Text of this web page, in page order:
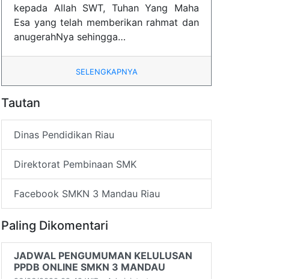
kepada Allah SWT, Tuhan Yang Maha
Esa yang telah memberikan rahmat dan
anugerahNya sehingga…
SELENGKAPNYA
Tautan
Dinas Pendidikan Riau
Direktorat Pembinaan SMK
Facebook SMKN 3 Mandau Riau
Paling Dikomentari
JADWAL PENGUMUMAN KELULUSAN
PPDB ONLINE SMKN 3 MANDAU